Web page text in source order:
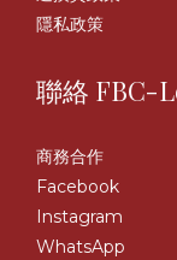
隱私政策
聯絡 FBC-
商務合作
Facebook
Instagram
WhatsApp